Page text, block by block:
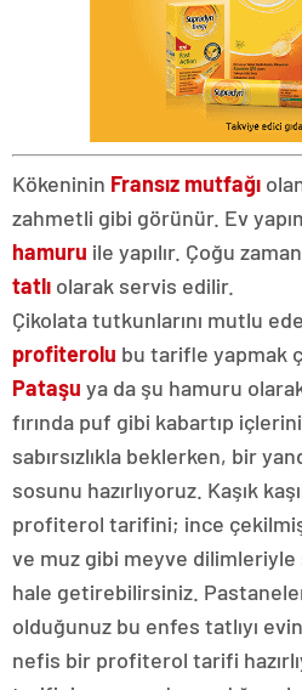
Kökeninin Fransız mutfağı
zahmetli gibi görünür. Ev
hamuru ile yapılır. Çoğu
tatlı olarak servis edilir.
Çikolata tutkunlarını mutlu
profiterolu bu tarifle yapmak
Pataşu ya da şu hamuru
fırında puf gibi kabartıp
sabırsızlıkla beklerken, bir
sosunu hazırlıyoruz. Kaşık
profiterol tarifini; ince çekilmiş
ve muz gibi meyve
hale getirebilirsiniz.
olduğunuz bu enfes tatlıyı
nefis bir profiterol tarifi